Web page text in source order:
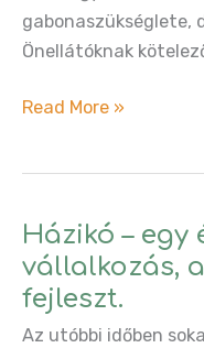
gabonaszükséglete,
Önellátóknak
Gabonatermesztés
–
kézi/lovas
megoldások
(SZÖSZ)
Read More »
Házikó – egy
vállalkozás,
fejleszt.
Az utóbbi időben